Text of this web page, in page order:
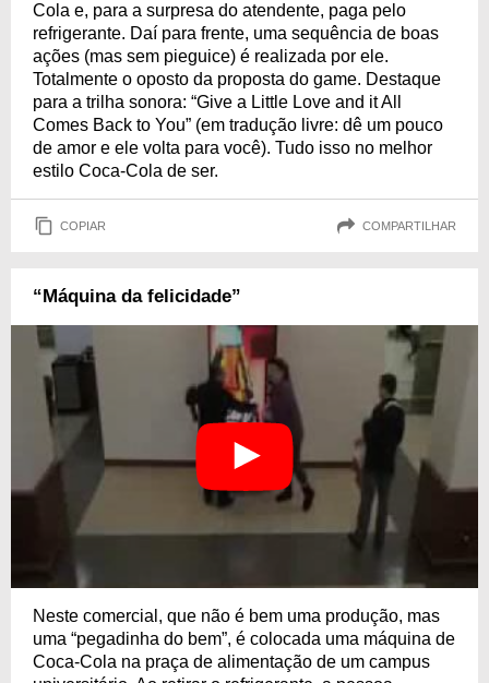
Cola e, para a surpresa do atendente, paga pelo
refrigerante. Daí para frente, uma sequência de boas
ações (mas sem pieguice) é realizada por ele.
Totalmente o oposto da proposta do game. Destaque
para a trilha sonora: “Give a Little Love and it All
Comes Back to You” (em tradução livre: dê um pouco
de amor e ele volta para você). Tudo isso no melhor
estilo Coca-Cola de ser.
COPIAR COMPARTILHAR
“Máquina da felicidade”
Neste comercial, que não é bem uma produção, mas
uma “pegadinha do bem”, é colocada uma máquina de
Coca-Cola na praça de alimentação de um campus